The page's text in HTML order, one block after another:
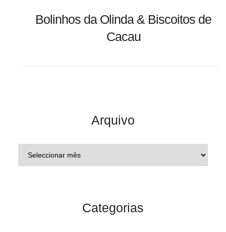
Bolinhos da Olinda & Biscoitos de
Cacau
Arquivo
Categorias